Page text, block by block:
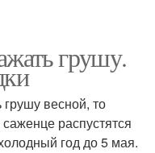
грушу.
весной, то
распустятся
год до 5 мая.